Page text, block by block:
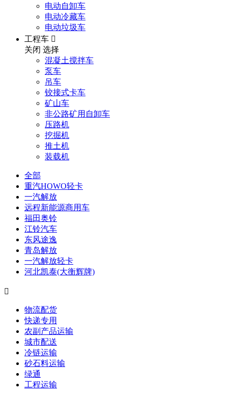
电动自卸车
电动冷藏车
电动垃圾车
工程车 
关闭 选择
混凝土搅拌车
泵车
吊车
铰接式卡车
矿山车
非公路矿用自卸车
压路机
挖掘机
推土机
装载机
全部
重汽HOWO轻卡
一汽解放
远程新能源商用车
福田奥铃
江铃汽车
东风途逸
青岛解放
一汽解放轻卡
河北凯泰(大衡辉牌)

物流配货
快递专用
农副产品运输
城市配送
冷链运输
砂石料运输
绿通
工程运输